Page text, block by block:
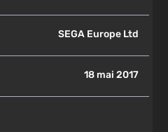
SEGA Europe Ltd
18 mai 2017